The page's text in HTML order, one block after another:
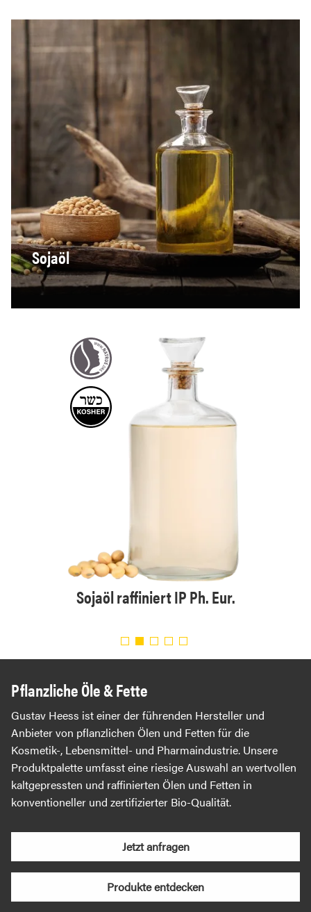
Sojaöl
Sojaöl raffiniert IP Ph. Eur.
Pflanzliche Öle & Fette
Gustav Heess ist einer der führenden Hersteller und
Anbieter von pflanzlichen Ölen und Fetten für die
Kosmetik-, Lebensmittel- und Pharmaindustrie. Unsere
Produktpalette umfasst eine riesige Auswahl an wertvollen
kaltgepressten und raffinierten Ölen und Fetten in
konventioneller und zertifizierter Bio-Qualität.
Jetzt anfragen
Produkte entdecken